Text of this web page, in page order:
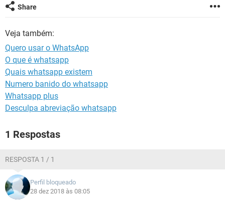
GUIA DE COMPRAS
INSTAGRAM
GUIA DE COMPRAS
Share
Veja também:
Quero usar o WhatsApp
O que é whatsapp
Quais whatsapp existem
Numero banido do whatsapp
Whatsapp plus
Desculpa abreviação whatsapp
1 Respostas
RESPOSTA 1 / 1
Perfil bloqueado
28 dez 2018 às 08:05